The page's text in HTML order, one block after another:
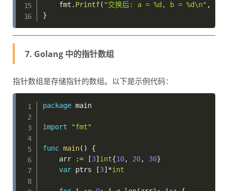
    fmt
. Printf( "交换后: a = %d, b = %d\n" ,
}
7. Golang 中的指针数组
指针数组是存储指针的数组。以下是示例代码：
package main
import "fmt"
func main( )
{
    arr
:= [3] int{10, 20, 30}
var ptrs [3] *int